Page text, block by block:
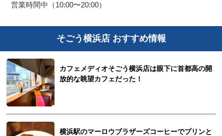
営業時間中（10:00〜20:00）
そごう横浜店 おすすめ情報
カフェメディオそごう横浜店は眼下に首都高の開
放的な眺望カフェだった！
横浜駅のマーロウブラザーズコーヒーでプリンと